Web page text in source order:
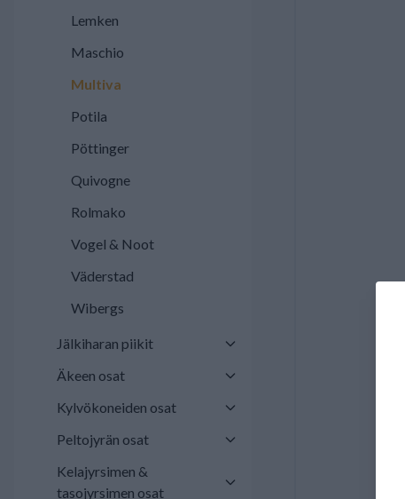
Lemken
Maschio
Multiva
Potila
Pöttinger
Quivogne
Rolmako
Vogel & Noot
Väderstad
Wibergs
Jälkiharan piikit
Äkeen osat
Kylvökoneiden osat
Peltojyrän osat
Kelajyrsimen &
tasojyrsimen osat